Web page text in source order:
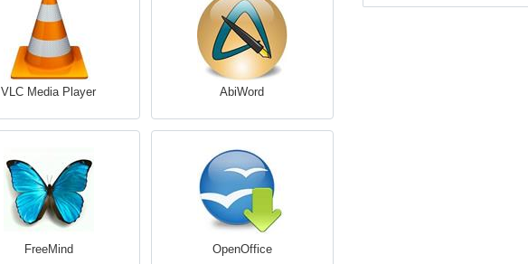
VLC Media Player AbiWord
FreeMind OpenOffice